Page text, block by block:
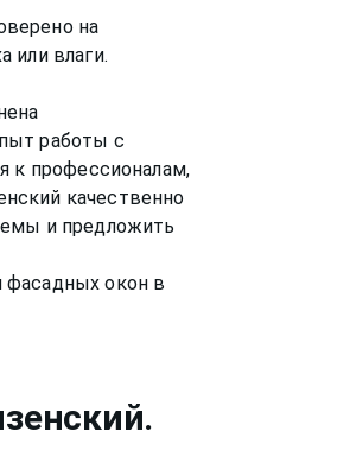
на
или влаги.
работы с
к профессионалам,
качественно
и предложить
фасадных окон в
.